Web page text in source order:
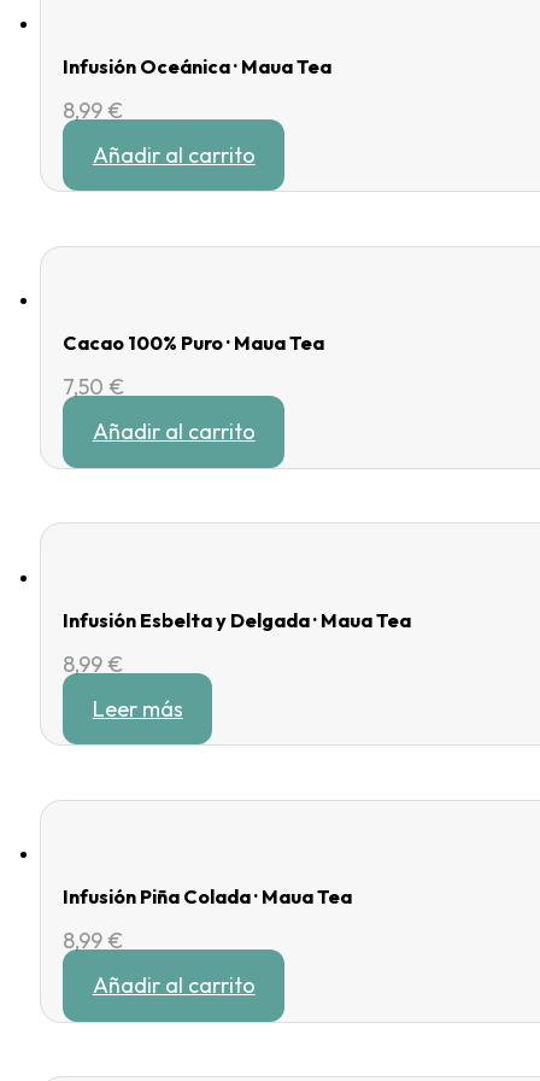
Infusión Oceánica · Maua Tea
8,99 €
Añadir al carrito
Cacao 100% Puro · Maua Tea
7,50 €
Añadir al carrito
Infusión Esbelta y Delgada · Maua Tea
8,99 €
Leer más
Infusión Piña Colada · Maua Tea
8,99 €
Añadir al carrito